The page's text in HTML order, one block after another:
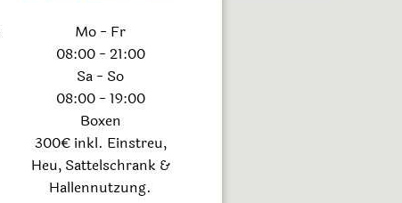
Mo - Fr
08:00 - 21:00
Sa - So
08:00 - 19:00
Boxen
300€ inkl. Einstreu,
Heu, Sattelschrank &
Hallennutzung.